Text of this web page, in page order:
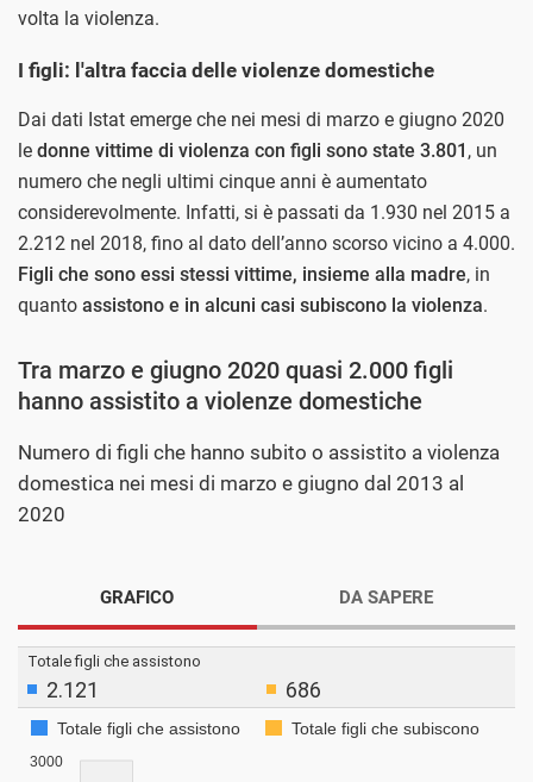
volta la violenza.
I figli: l'altra faccia delle violenze domestiche
Dai dati Istat emerge che nei mesi di marzo e giugno 2020
le donne vittime di violenza con figli sono state 3.801 , un
numero che negli ultimi cinque anni è aumentato
considerevolmente. Infatti, si è passati da 1.930 nel 2015 a
2.212 nel 2018, fino al dato dell’anno scorso vicino a 4.000.
Figli che sono essi stessi vittime, insieme alla madre, in
quanto assistono e in alcuni casi subiscono la violenza.
Tra marzo e giugno 2020 quasi 2.000 figli
hanno assistito a violenze domestiche
Numero di figli che hanno subito o assistito a violenza
domestica nei mesi di marzo e giugno dal 2013 al
2020
GRAFICO DA SAPERE